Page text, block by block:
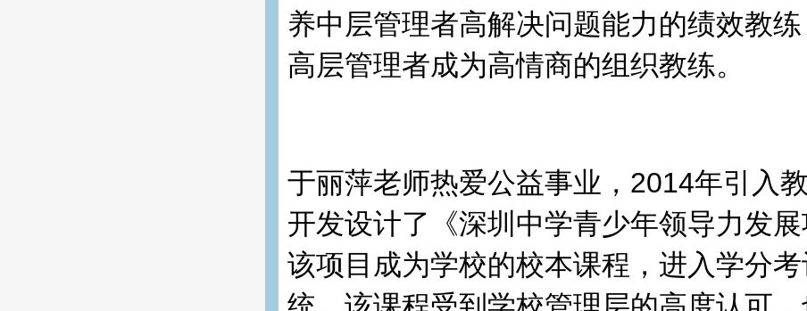
养中层管理者高解决问题能力的绩效教
高层管理者成为高情商的组织教练。
于丽萍老师热爱公益事业，2014年引入
开发设计了《深圳中学青少年领导力发展
该项目成为学校的校本课程，进入学分考